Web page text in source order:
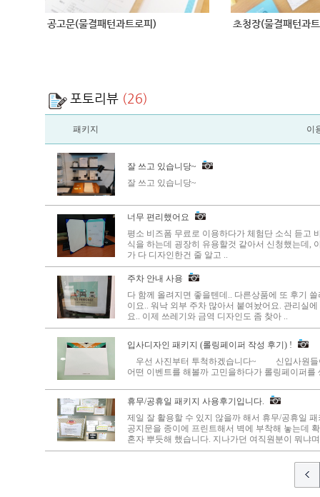
공고문(물결패턴과트로피) 초청장(물결패턴과
포토리뷰 (26)
패키지 이
잘 쓰고 있습니당~
잘 쓰고 있습니당~
너무 편리했어요
평소 비즈폼 무료로 이용하다가 체험단 소식 듣고
식을 하는데 굉장히 유용할것 같아서 신청했는데,
가 다 디자인한건 줄 알고 ..
주차 안내 사용
다 함께 올려지면 좋을텐데.. 다른상품에 또 후기
이요.. 워낙 외부 주차 많아서 붙여놨어요. 관리실
요.. 이제 쓰레기와 금역 디자인도 좀 찾아 ..
입사디자인 패키지 (롤링페이퍼 작성 후기) !
우선 사진부터 투척하겠습니다~ 신입사원들
어떤 이벤트를 해볼까 고민을하다가 롤링페이퍼
휴무/공휴일 패키지 사용후기입니다.
제일 잘 활용할 수 있지 않을까 해서 휴무/공휴일
공지문을 종이에 프린트해서 벽에 부착해 놓는데
혼자 뿌듯해 했습니다. 지나가던 여직원분이 뭐냐